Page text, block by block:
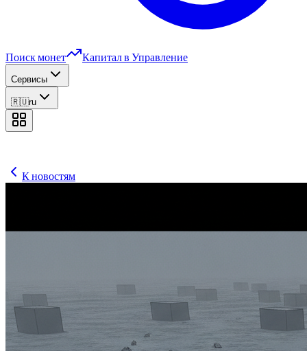
Поиск монет Капитал в Управление
Сервисы
🇷🇺ru
К новостям